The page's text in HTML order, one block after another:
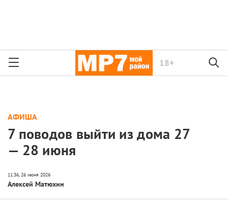
18+
АФИША
7 поводов выйти из дома 27
— 28 июня
Алексей Матюхин